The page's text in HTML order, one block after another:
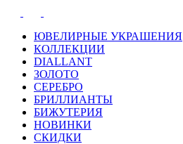
ЮВЕЛИРНЫЕ УКРАШЕНИЯ
КОЛЛЕКЦИИ
DIALLANT
ЗОЛОТО
СЕРЕБРО
БРИЛЛИАНТЫ
БИЖУТЕРИЯ
НОВИНКИ
СКИДКИ